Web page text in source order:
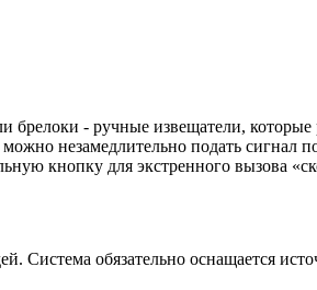
- ручные извещатели,
можно незамедлительно подать
кнопку для экстренного вызова
Система обязательно оснащается